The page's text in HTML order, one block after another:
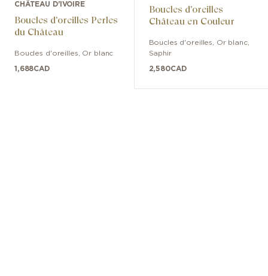
CHÂTEAU D'IVOIRE
Boucles d'oreilles Perles
du Château
Boucles d'oreilles Or blanc
1,688CAD
Boucles d'oreilles
Château en Couleur
Boucles d'oreilles Or blanc,
Saphir
2,580CAD